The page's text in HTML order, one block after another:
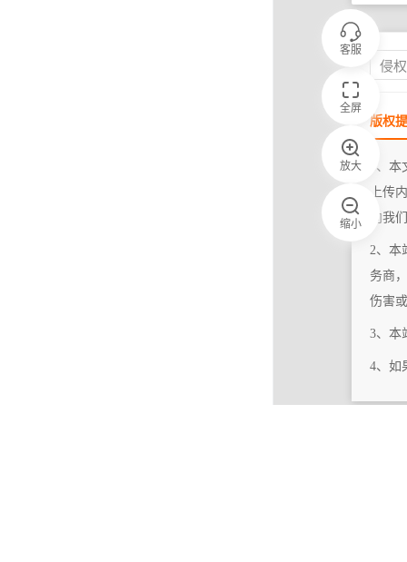
客服
全屏
放大
缩小
侵
版权
1、
上传
向我
2、本
务商
伤害
3、本
4、如